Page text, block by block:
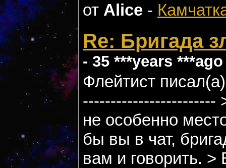
от Alice -
Re: Бригада
- 35 ***years ***ago
Флейтист
------------------------
не особенно
бы вы в чат,
вам и говорить. >